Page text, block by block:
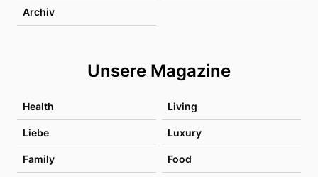
Archiv
Unsere Magazine
Health Living
Liebe Luxury
Family Food